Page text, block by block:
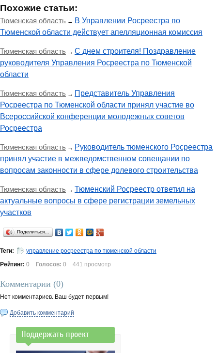
Похожие статьи:
Тюменская область → В Управлении Росреестра по
Тюменской области действует апелляционная комиссия
Тюменская область → С днем строителя! Поздравление
руководителя Управления Росреестра по Тюменской
области
Тюменская область → Представитель Управления
Росреестра по Тюменской области принял участие во
Всероссийской конференции молодежных советов
Росреестра
Тюменская область → Руководитель тюменского Росреестра
принял участие в межведомственном совещании по
вопросам законности в сфере долевого строительства
Тюменская область → Тюменский Росреестр ответил на
актуальные вопросы в сфере регистрации земельных
участков
Поделиться…
Теги:
управление росреестра по тюменской области
Рейтинг: 0 Голосов: 0 441 просмотр
Комментарии (0)
Нет комментариев. Ваш будет первым!
Добавить комментарий
Поддержать проект